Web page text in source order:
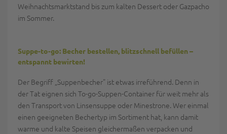
Weihnachtsmarktstand bis zum kalten Dessert oder Gazpacho
im Sommer.
Suppe-to-go: Becher bestellen, blitzschnell befüllen –
entspannt bewirten!
Der Begriff „Suppenbecher" ist etwas irreführend. Denn in
der Tat eignen sich To-go-Suppen-Container für weit mehr als
den Transport von Linsensuppe oder Minestrone. Wer einmal
einen geeigneten Bechertyp im Sortiment hat, kann damit
warme und kalte Speisen gleichermaßen verpacken und